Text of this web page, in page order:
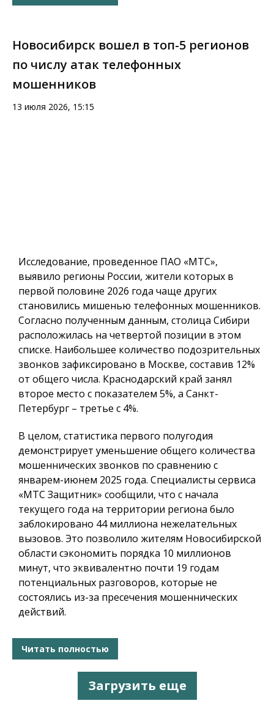
Новосибирск вошел в топ-5 регионов
по числу атак телефонных
мошенников
13 июля 2026, 15:15
Исследование, проведенное ПАО «МТС»,
выявило регионы России, жители которых в
первой половине 2026 года чаще других
становились мишенью телефонных мошенников.
Согласно полученным данным, столица Сибири
расположилась на четвертой позиции в этом
списке. Наибольшее количество подозрительных
звонков зафиксировано в Москве, составив 12%
от общего числа. Краснодарский край занял
второе место с показателем 5%, а Санкт-
Петербург – третье с 4%.
В целом, статистика первого полугодия
демонстрирует уменьшение общего количества
мошеннических звонков по сравнению с
январем-июнем 2025 года. Специалисты сервиса
«МТС Защитник» сообщили, что с начала
текущего года на территории региона было
заблокировано 44 миллиона нежелательных
вызовов. Это позволило жителям Новосибирской
области сэкономить порядка 10 миллионов
минут, что эквивалентно почти 19 годам
потенциальных разговоров, которые не
состоялись из-за пресечения мошеннических
действий.
Читать полностью
Загрузить еще